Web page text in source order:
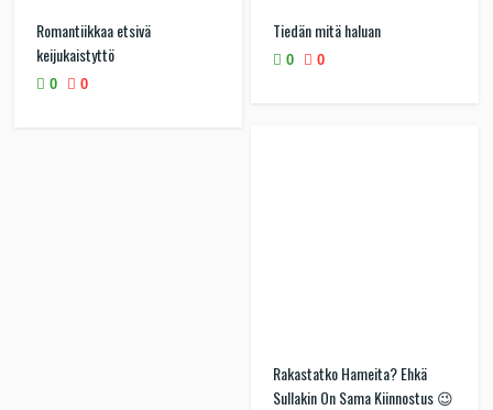
Romantiikkaa etsivä
keijukaistyttö
0 0
Tiedän mitä haluan
0 0
Rakastatko Hameita? Ehkä
Sullakin On Sama Kiinnostus 😉